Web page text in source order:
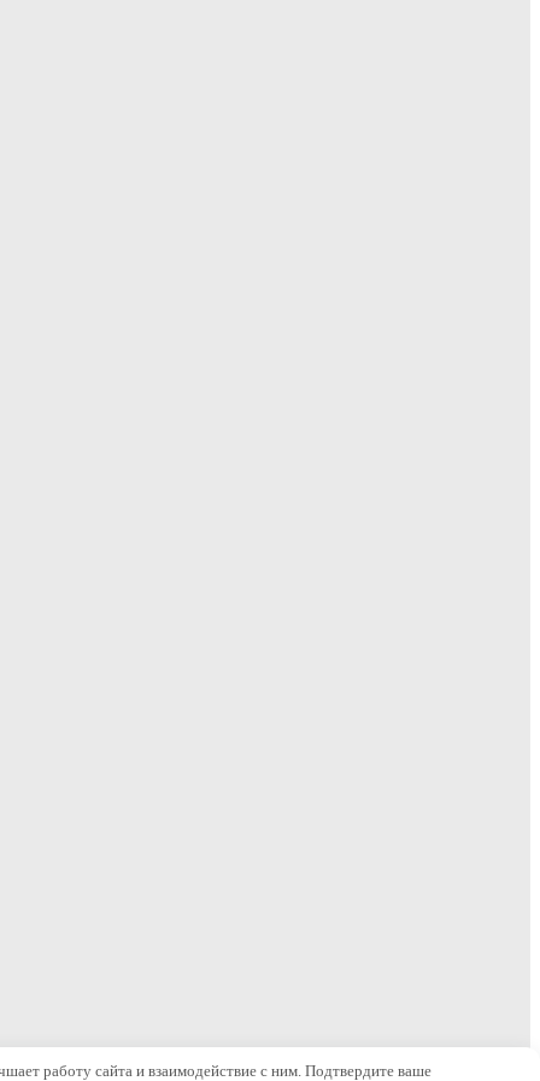
работу сайта и взаимодействие с ним. Подтвердите ваше